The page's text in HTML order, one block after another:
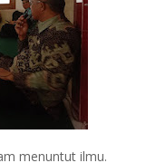
menuntut ilmu.